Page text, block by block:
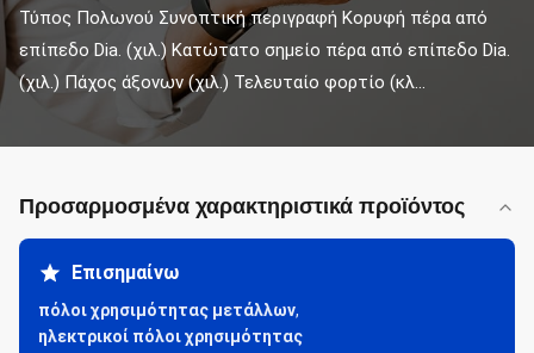
Τύπος Πολωνού Συνοπτική περιγραφή Κορυφή πέρα από
επίπεδο Dia. (χιλ.) Κατώτατο σημείο πέρα από επίπεδο Dia.
(χιλ.) Πάχος άξονων (χιλ.) Τελευταίο φορτίο (κλ...
Προσαρμοσμένα χαρακτηριστικά προϊόντος
Επισημαίνω
πόλοι χρησιμότητας μετάλλων,
ηλεκτρικοί πόλοι χρησιμότητας